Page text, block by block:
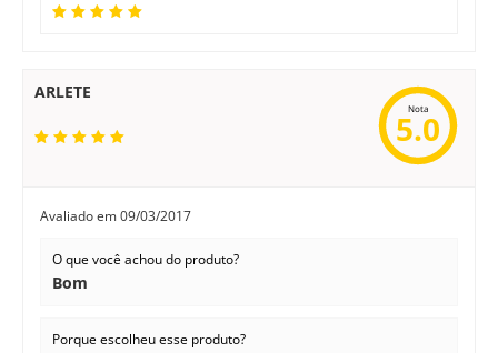
ARLETE
Nota
5.0
Avaliado em09/03/2017
O que você achou do produto?
Bom
Porque escolheu esse produto?